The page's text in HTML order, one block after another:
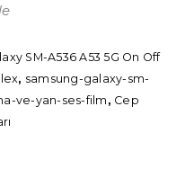
SM-A536 A53 5G On Off
, samsung-galaxy-sm-
ve-yan-ses-film , Cep